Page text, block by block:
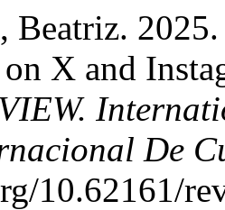
Beatriz.
X and
De
10.62161/